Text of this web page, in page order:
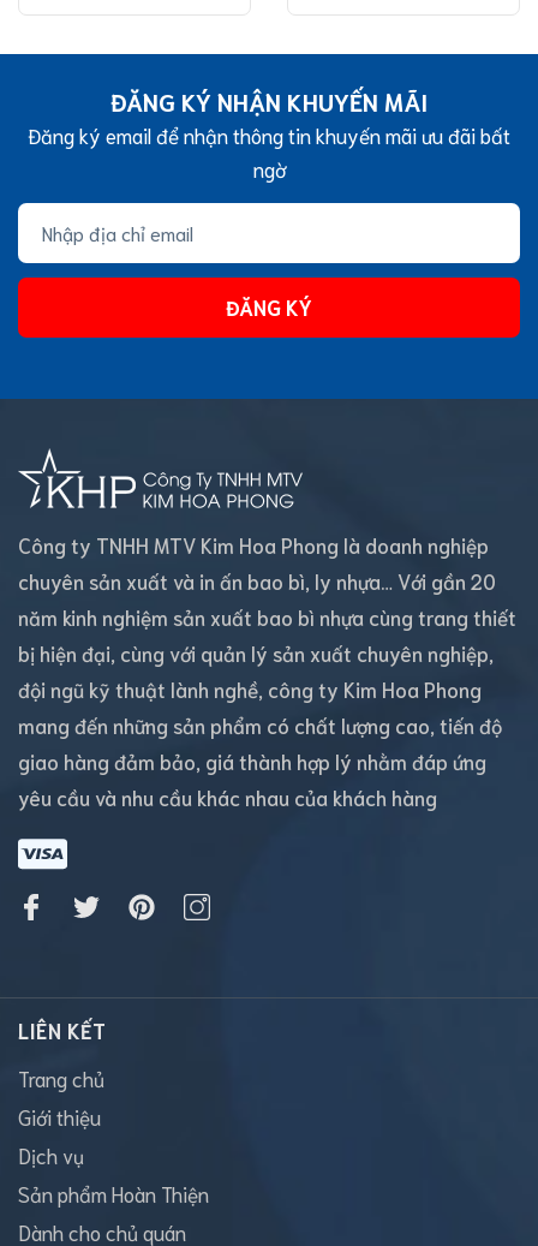
ĐĂNG KÝ NHẬN KHUYẾN MÃI
Đăng ký email để nhận thông tin khuyến mãi ưu đãi bất
ngờ
ĐĂNG KÝ
Công ty TNHH MTV Kim Hoa Phong là doanh nghiệp
chuyên sản xuất và in ấn bao bì, ly nhựa… Với gần 20
năm kinh nghiệm sản xuất bao bì nhựa cùng trang thiết
bị hiện đại, cùng với quản lý sản xuất chuyên nghiệp,
đội ngũ kỹ thuật lành nghề, công ty Kim Hoa Phong
mang đến những sản phẩm có chất lượng cao, tiến độ
giao hàng đảm bảo, giá thành hợp lý nhằm đáp ứng
yêu cầu và nhu cầu khác nhau của khách hàng
LIÊN KẾT
Trang chủ
Giới thiệu
Dịch vụ
Sản phẩm Hoàn Thiện
Dành cho chủ quán